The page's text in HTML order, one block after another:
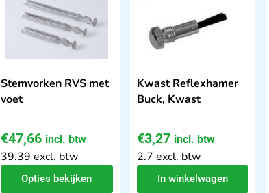
Stemvorken RVS met
voet
€47,66 incl. btw
39.39 excl. btw
Opties bekijken
Kwast Reflexhamer
Buck, Kwast
€3,27 incl. btw
2.7 excl. btw
In winkelwagen